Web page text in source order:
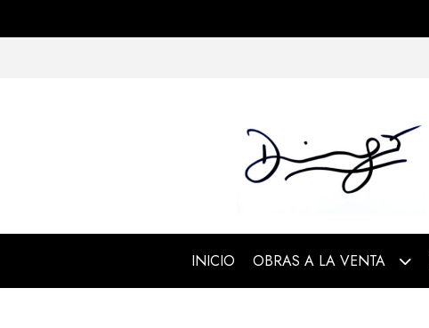
INICIO OBRAS A LA VENTA